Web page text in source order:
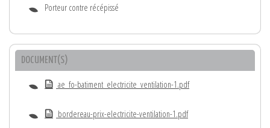
Porteur contre récépissé
DOCUMENT(S)
ae_fo-batiment_electricite_ventilation-1.pdf
bordereau-prix-electricite-ventilation-1.pdf